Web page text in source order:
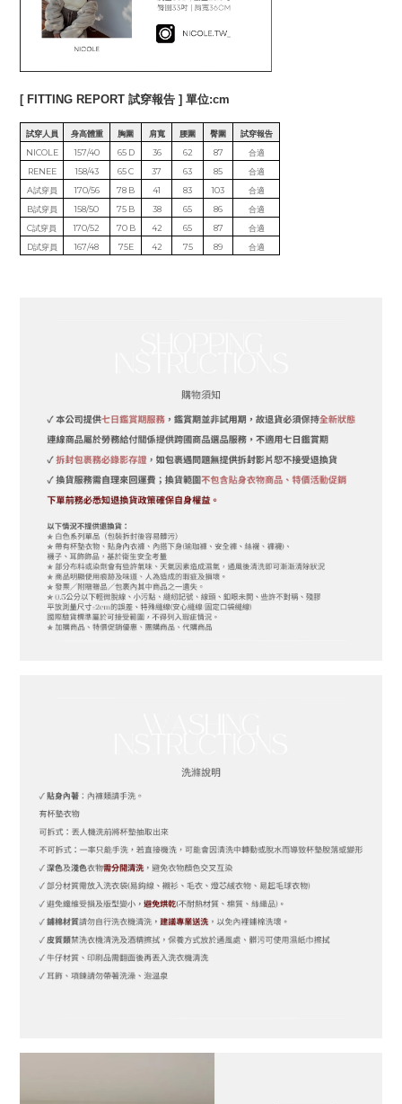
[ FITTING REPORT 試穿報告 ] 單位:cm
試穿人員 身高體重 胸圍 肩寬 腰圍 臀圍
試穿報告
NICOLE
157/40 65 D 36 62 87
合適
RENEE
158/43 65 C 37 63 85
合適
A試穿員
170/56 78 B 41 83 103
合適
B試穿員
158/50 75 B 38 65 86
合適
C試穿員
170/52 70 B 42 65 87
合適
D試穿員
167/48 75E 42 75 89 合適